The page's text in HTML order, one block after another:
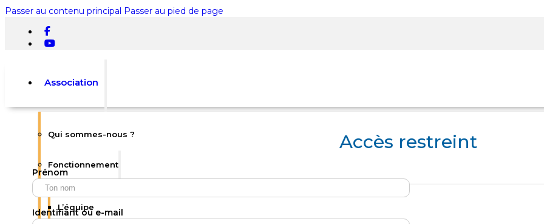
Passer au contenu principal Passer au pied de page
Rechercher sur le site
Rechercher
0
Association
Qui sommes-nous ?
Fonctionnement
L’équipe
Accès restreint
Prénom
Identifiant ou e-mail